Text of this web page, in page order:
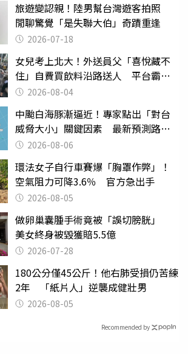
旅遊變認親！陸男幫台灣遊客拍照
閒聊驚覺「是失聯大伯」奇蹟重逢
2026-07-18
女兒考上北大！外送員父「喜悅藏不
住」自費買飲料沿路送人 平台霸氣
幫付學費
2026-08-04
中颱白海豚漸逼近！專家點出「對台
威脅大小」關鍵因素 最新預測路徑
曝 2026-08-06
環法女子自行車賽爆「胸罩作弊」！
空氣阻力可降3.6％ 官方急出手
2026-08-05
做卵巢囊腫手術竟被「誤切膀胱」
美女終身被毀獲賠5.5億
2026-07-28
180公分僅45公斤！他右肺受損仍苦練
2年 「紙片人」逆襲成健壯男
2026-08-05
Recommended by